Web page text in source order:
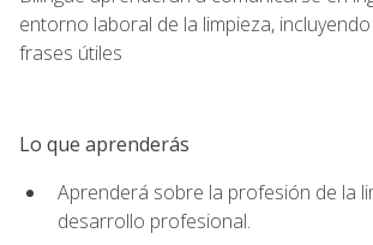
entorno laboral de la limpieza,
frases útiles
Lo que aprenderás
Aprenderá sobre la profesión de la
desarrollo profesional.